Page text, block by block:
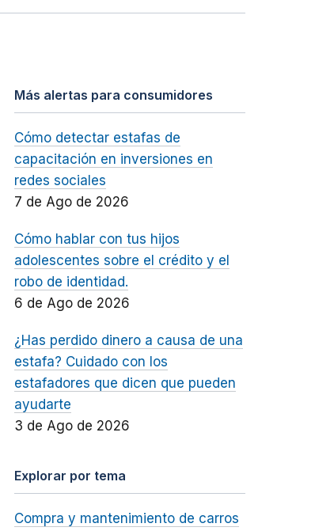
Más alertas para consumidores
Cómo detectar estafas de
capacitación en inversiones en
redes sociales
7 de Ago de 2026
Cómo hablar con tus hijos
adolescentes sobre el crédito y el
robo de identidad.
6 de Ago de 2026
¿Has perdido dinero a causa de una
estafa? Cuidado con los
estafadores que dicen que pueden
ayudarte
3 de Ago de 2026
Explorar por tema
Compra y mantenimiento de carros